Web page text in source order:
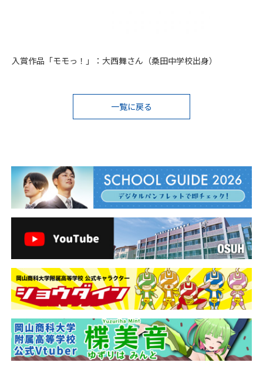
入賞作品「モモっ！」：大西舞さん（桑田中学校出身）
ゲ
ー
シ
一覧に戻る